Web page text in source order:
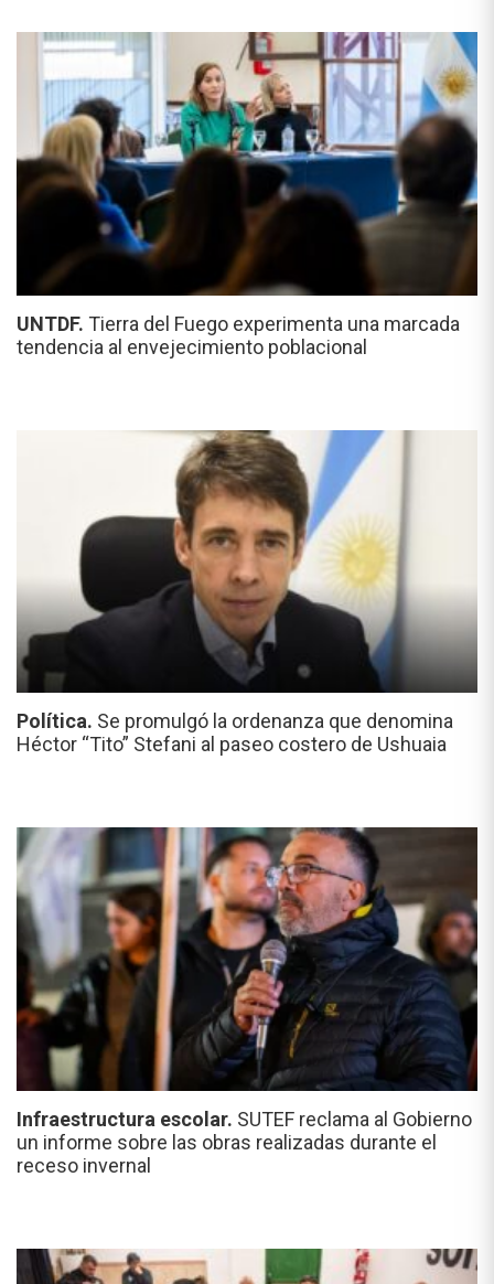
UNTDF. Tierra del Fuego experimenta una marcada
tendencia al envejecimiento poblacional
Política. Se promulgó la ordenanza que denomina
Héctor “Tito” Stefani al paseo costero de Ushuaia
Infraestructura escolar. SUTEF reclama al Gobierno
un informe sobre las obras realizadas durante el
receso invernal